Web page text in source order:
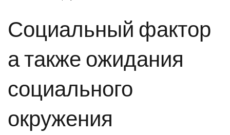
Социальный фактор
а также ожидания
социального
окружения